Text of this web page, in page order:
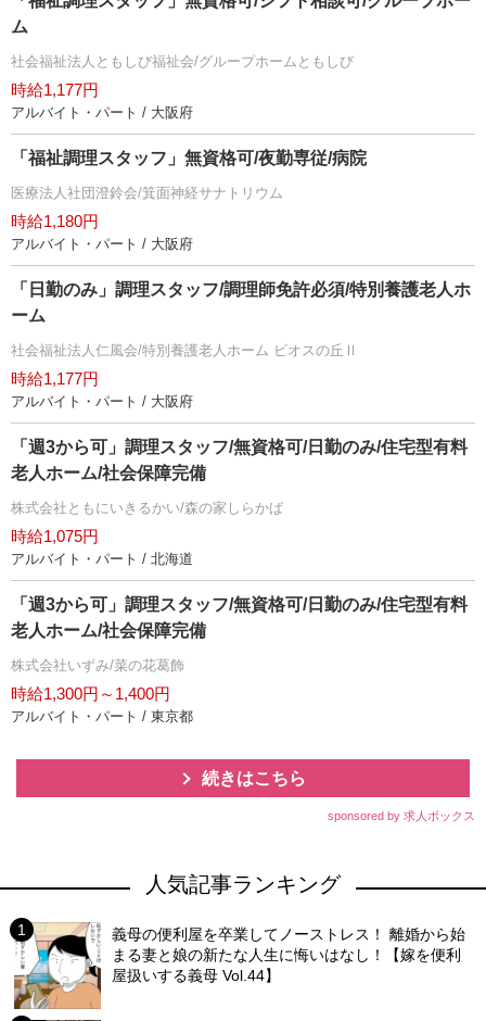
ム
社会福祉法人ともしび福祉会/グループホームともしび
時給1,177円
アルバイト・パート / 大阪府
「福祉調理スタッフ」無資格可/夜勤専従/病院
医療法人社団澄鈴会/箕面神経サナトリウム
時給1,180円
アルバイト・パート / 大阪府
「日勤のみ」調理スタッフ/調理師免許必須/特別養護老人ホ
ーム
社会福祉法人仁風会/特別養護老人ホーム ビオスの丘Ⅱ
時給1,177円
アルバイト・パート / 大阪府
「週3から可」調理スタッフ/無資格可/日勤のみ/住宅型有料
老人ホーム/社会保障完備
株式会社ともにいきるかい/森の家しらかば
時給1,075円
アルバイト・パート / 北海道
「週3から可」調理スタッフ/無資格可/日勤のみ/住宅型有料
老人ホーム/社会保障完備
株式会社いずみ/菜の花葛飾
時給1,300円～1,400円
アルバイト・パート / 東京都
続きはこちら
sponsored by 求人ボックス
人気記事ランキング
義母の便利屋を卒業してノーストレス！ 離婚から始
まる妻と娘の新たな人生に悔いはなし！【嫁を便利
屋扱いする義母 Vol.44】